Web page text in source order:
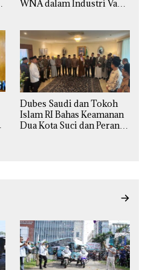
WNA dalam Industri Vape
Dubes Saudi dan Tokoh
Islam RI Bahas Keamanan
Dua Kota Suci dan Peran